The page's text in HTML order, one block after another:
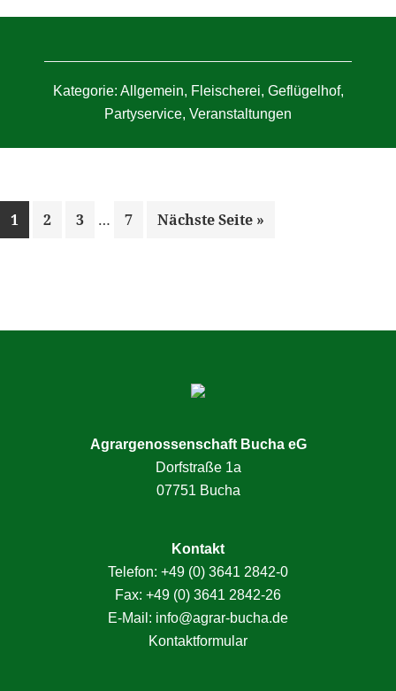
Kategorie: Allgemein, Fleischerei, Geflügelhof,
Partyservice, Veranstaltungen
Seite
1 Seite
2 Seite
3
Weggelassene
… Seite
7 Nächste Seite aufrufen
»
Agrargenossenschaft Bucha eG
Dorfstraße 1a
07751 Bucha
Kontakt
Telefon: +49 (0) 3641 2842-0
Fax: +49 (0) 3641 2842-26
E-Mail: info@agrar-bucha.de
Kontaktformular